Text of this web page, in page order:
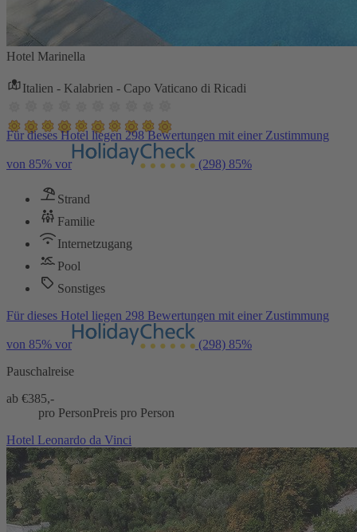
Hotel Marinella
Italien - Kalabrien - Capo Vaticano di Ricadi
Für dieses Hotel liegen 298 Bewertungen mit einer Zustimmung
von 85% vor (298) 85%
Strand
Familie
Internetzugang
Pool
Sonstiges
Für dieses Hotel liegen 298 Bewertungen mit einer Zustimmung
von 85% vor (298) 85%
Pauschalreise
ab €385,-
pro PersonPreis pro Person
Hotel Leonardo da Vinci